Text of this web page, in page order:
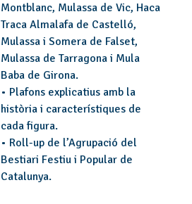
Montblanc, Mulassa de Vic, Haca
Traca Almalafa de Castelló,
Mulassa i Somera de Falset,
Mulassa de Tarragona i Mula
Baba de Girona.
• Plafons explicatius amb la
història i característiques de
cada figura.
• Roll-up de l’Agrupació del
Bestiari Festiu i Popular de
Catalunya.